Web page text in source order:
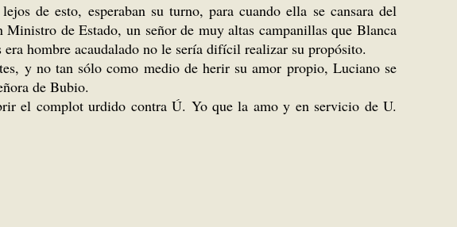
de esto, esperaban su turno, para cuando ella se cansara del
de Estado, un señor de muy altas campanillas que Blanca
hombre acaudalado no le sería difícil realizar su propósito.
y no tan sólo como medio de herir su amor propio, Luciano se
de Bubio.
el complot urdido contra Ú. Yo que la amo y en servicio de U.